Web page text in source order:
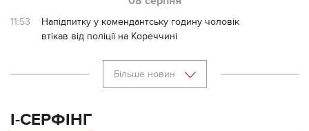
11:53
Напідпитку у комендантську годину чоловік
втікав від поліції на Кореччині
Більше новин
І-СЕРФІНГ